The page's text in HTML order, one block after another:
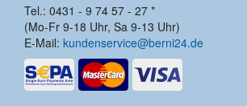
Tel.: 0431 - 9 74 57 - 27 *
(Mo-Fr 9-18 Uhr, Sa 9-13 Uhr)
E-Mail: kundenservice@berni24.de